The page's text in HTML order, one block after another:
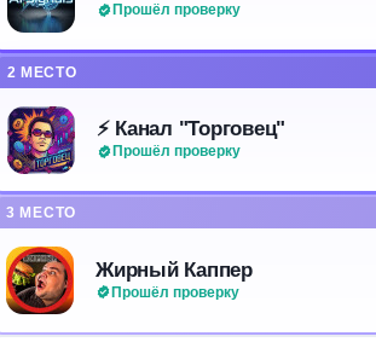
Прошёл проверку
2 МЕСТО
⚡️ Канал "Торговец"
Прошёл проверку
3 МЕСТО
Жирный Каппер
Прошёл проверку